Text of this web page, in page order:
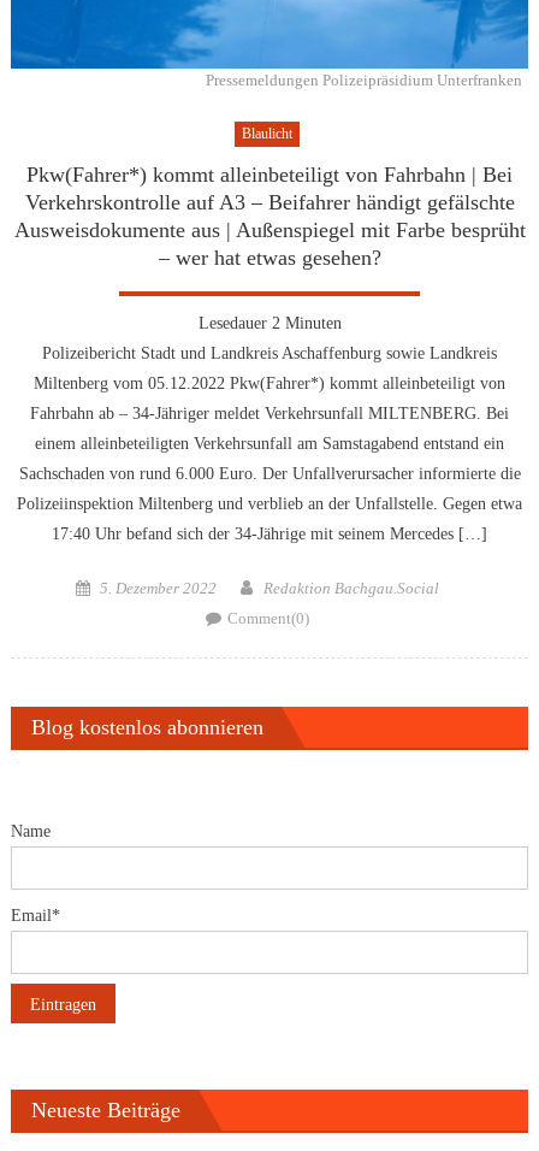
Pressemeldungen Polizeipräsidium Unterfranken
Blaulicht
Pkw(Fahrer*) kommt alleinbeteiligt von Fahrbahn | Bei
Verkehrskontrolle auf A3 – Beifahrer händigt gefälschte
Ausweisdokumente aus | Außenspiegel mit Farbe besprüht
– wer hat etwas gesehen?
Lesedauer 2 Minuten
Polizeibericht Stadt und Landkreis Aschaffenburg sowie Landkreis
Miltenberg vom 05.12.2022 Pkw(Fahrer*) kommt alleinbeteiligt von
Fahrbahn ab – 34-Jähriger meldet Verkehrsunfall MILTENBERG. Bei
einem alleinbeteiligten Verkehrsunfall am Samstagabend entstand ein
Sachschaden von rund 6.000 Euro. Der Unfallverursacher informierte die
Polizeiinspektion Miltenberg und verblieb an der Unfallstelle. Gegen etwa
17:40 Uhr befand sich der 34-Jährige mit seinem Mercedes […]
Posted
5. Dezember 2022 Author
Redaktion Bachgau.Social
Comment(0)
Blog kostenlos abonnieren
Name
Email*
Neueste Beiträge